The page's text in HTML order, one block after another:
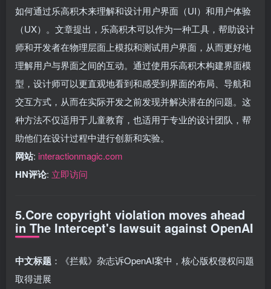
如何通过乐高积木来理解和设计用户界面（UI）和用户体验
（UX）。文章提出，乐高积木可以作为一种工具，帮助设计
师和开发者在物理层面上模拟和测试用户界面，从而更好地
理解用户与界面之间的互动。通过使用乐高积木构建界面模
型，设计师可以更直观地看到和感受到界面的布局、导航和
交互方式，从而在实际开发之前发现并解决潜在的问题。这
种方法不仅适用于儿童教育，也适用于专业的设计团队，帮
助他们在设计过程中进行创新和实验。
网站: interactionmagic.com
HN评论: 立即访问
5.Core copyright violation moves ahead
in The Intercept's lawsuit against OpenAI
中文标题 ：《拦截》杂志诉OpenAI案中，核心版权侵权问题
取得进展